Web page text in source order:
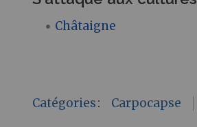
Châtaigne
Catégories: Carpocapse